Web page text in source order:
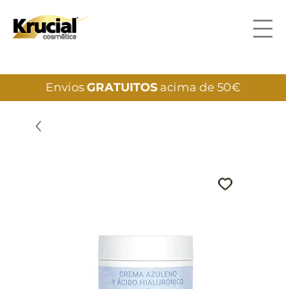
EnviosGRATUITOSacima de 50€